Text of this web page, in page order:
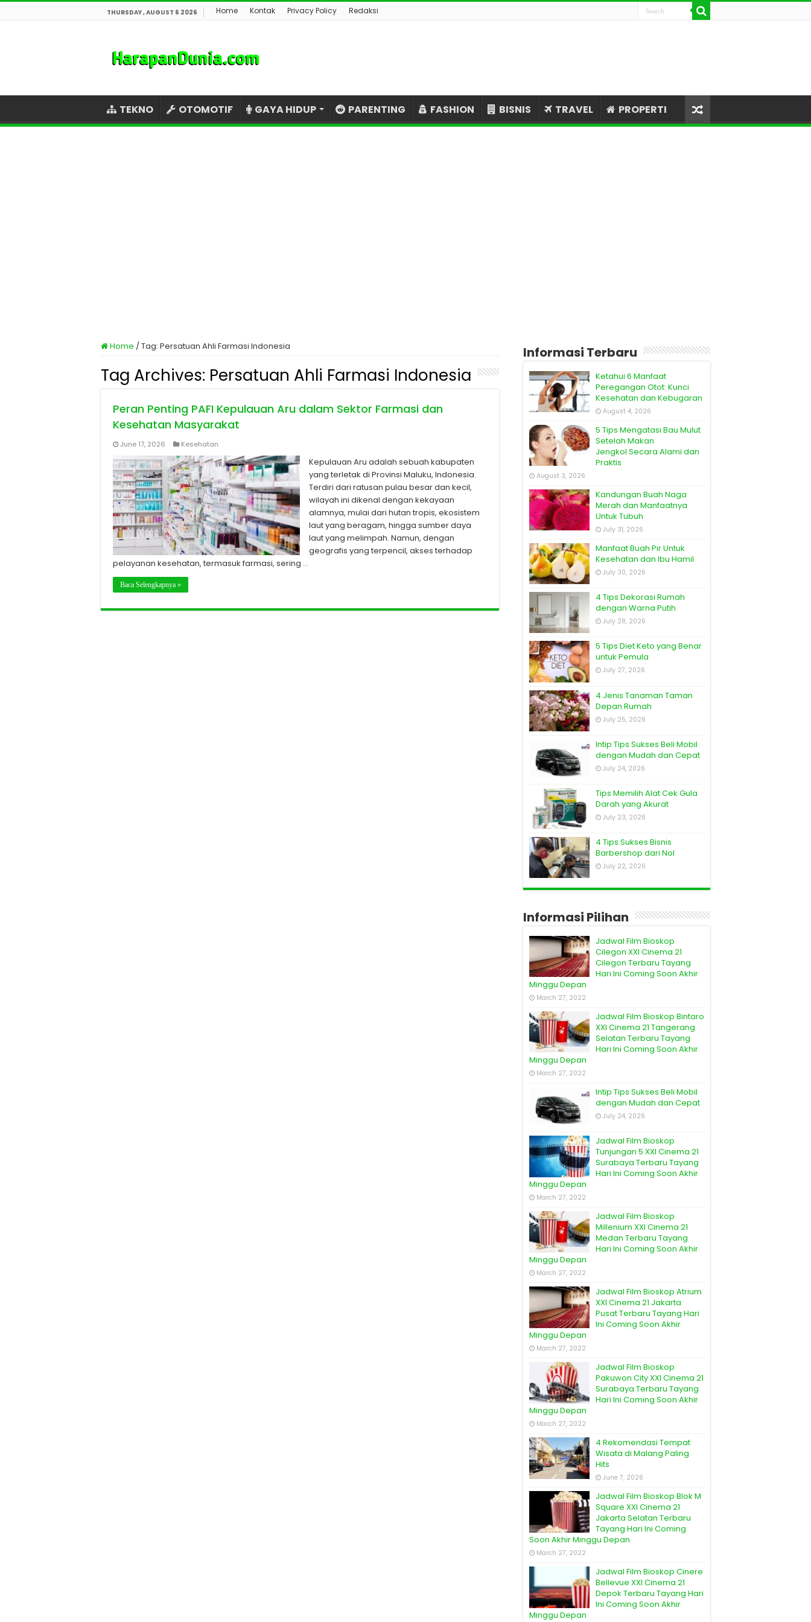
THURSDAY , AUGUST 6 2026 Home Kontak Privacy Policy Redaksi
TEKNO OTOMOTIF GAYA HIDUP PARENTING FASHION BISNIS TRAVEL PROPERTI
Home /Tag: Persatuan Ahli Farmasi Indonesia
Tag Archives: Persatuan Ahli Farmasi Indonesia
Peran Penting PAFI Kepulauan Aru dalam Sektor Farmasi dan
Kesehatan Masyarakat
June 17, 2026 Kesehatan
Kepulauan Aru adalah sebuah kabupaten
yang terletak di Provinsi Maluku, Indonesia.
Terdiri dari ratusan pulau besar dan kecil,
wilayah ini dikenal dengan kekayaan
alamnya, mulai dari hutan tropis, ekosistem
laut yang beragam, hingga sumber daya
laut yang melimpah. Namun, dengan
geografis yang terpencil, akses terhadap
pelayanan kesehatan, termasuk farmasi, sering …
Baca Selengkapnya »
Informasi Terbaru
Ketahui 6 Manfaat
Peregangan Otot: Kunci
Kesehatan dan Kebugaran
August 4, 2026
5 Tips Mengatasi Bau Mulut
Setelah Makan
Jengkol Secara Alami dan
Praktis
August 3, 2026
Kandungan Buah Naga
Merah dan Manfaatnya
Untuk Tubuh
July 31, 2026
Manfaat Buah Pir Untuk
Kesehatan dan Ibu Hamil
July 30, 2026
4 Tips Dekorasi Rumah
dengan Warna Putih
July 28, 2026
5 Tips Diet Keto yang Benar
untuk Pemula
July 27, 2026
4 Jenis Tanaman Taman
Depan Rumah
July 25, 2026
Intip Tips Sukses Beli Mobil
dengan Mudah dan Cepat
July 24, 2026
Tips Memilih Alat Cek Gula
Darah yang Akurat
July 23, 2026
4 Tips Sukses Bisnis
Barbershop dari Nol
July 22, 2026
Informasi Pilihan
Jadwal Film Bioskop
Cilegon XXI Cinema 21
Cilegon Terbaru Tayang
Hari Ini Coming Soon Akhir
Minggu Depan
March 27, 2022
Jadwal Film Bioskop Bintaro
XXI Cinema 21 Tangerang
Selatan Terbaru Tayang
Hari Ini Coming Soon Akhir
Minggu Depan
March 27, 2022
Intip Tips Sukses Beli Mobil
dengan Mudah dan Cepat
July 24, 2026
Jadwal Film Bioskop
Tunjungan 5 XXI Cinema 21
Surabaya Terbaru Tayang
Hari Ini Coming Soon Akhir
Minggu Depan
March 27, 2022
Jadwal Film Bioskop
Millenium XXI Cinema 21
Medan Terbaru Tayang
Hari Ini Coming Soon Akhir
Minggu Depan
March 27, 2022
Jadwal Film Bioskop Atrium
XXI Cinema 21 Jakarta
Pusat Terbaru Tayang Hari
Ini Coming Soon Akhir
Minggu Depan
March 27, 2022
Jadwal Film Bioskop
Pakuwon City XXI Cinema 21
Surabaya Terbaru Tayang
Hari Ini Coming Soon Akhir
Minggu Depan
March 27, 2022
4 Rekomendasi Tempat
Wisata di Malang Paling
Hits
June 7, 2026
Jadwal Film Bioskop Blok M
Square XXI Cinema 21
Jakarta Selatan Terbaru
Tayang Hari Ini Coming
Soon Akhir Minggu Depan
March 27, 2022
Jadwal Film Bioskop Cinere
Bellevue XXI Cinema 21
Depok Terbaru Tayang Hari
Ini Coming Soon Akhir
Minggu Depan